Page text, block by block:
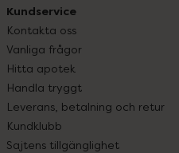
Kundservice
Kontakta oss
Vanliga frågor
Hitta apotek
Handla tryggt
Leverans, betalning och retur
Kundklubb
Sajtens tillgänglighet